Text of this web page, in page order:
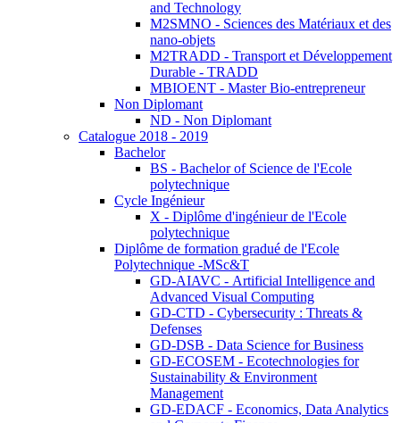
and Technology
M2SMNO - Sciences des Matériaux et des
nano-objets
M2TRADD - Transport et Développement
Durable - TRADD
MBIOENT - Master Bio-entrepreneur
Non Diplomant
ND - Non Diplomant
Catalogue 2018 - 2019
Bachelor
BS - Bachelor of Science de l'Ecole
polytechnique
Cycle Ingénieur
X - Diplôme d'ingénieur de l'Ecole
polytechnique
Diplôme de formation gradué de l'Ecole
Polytechnique -MSc&T
GD-AIAVC - Artificial Intelligence and
Advanced Visual Computing
GD-CTD - Cybersecurity : Threats &
Defenses
GD-DSB - Data Science for Business
GD-ECOSEM - Ecotechnologies for
Sustainability & Environment
Management
GD-EDACF - Economics, Data Analytics